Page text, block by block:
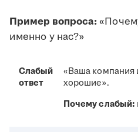
Пример вопроса:
именно у нас?»
Слабый
ответ
«Ваша компания
хорошие».
Почему слабый: